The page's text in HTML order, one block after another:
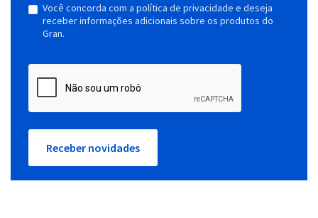
Você concorda com a política de privacidade e deseja
receber informações adicionais sobre os produtos do
Gran.
Receber novidades